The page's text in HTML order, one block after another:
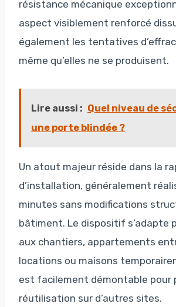
résistance mécanique
aspect visiblement renforcé
également les tentatives
même qu’elles ne se produisent.
Lire aussi : Quel niveau de
une porte blindée ?
Un atout majeur réside dans la
d’installation, généralement
minutes sans modifications
bâtiment. Le dispositif s’adapte
aux chantiers, appartements
locations ou maisons
est facilement démontable pour
réutilisation sur d’autres sites.